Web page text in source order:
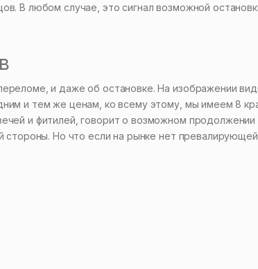
В любом случае, это сигнал возможной
и даже об остановке. На изображении
и тем же ценам, ко всему этому, мы имеем 8
и фитилей, говорит о возможном продолжении
стороны. Но что если на рынке нет